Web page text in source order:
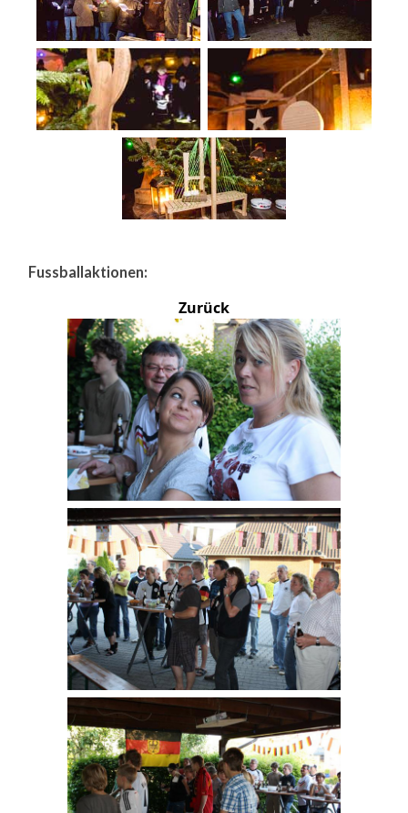
Fussballaktionen:
Zurück